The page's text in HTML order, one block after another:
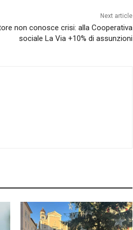
Next article
non conosce crisi: alla Cooperativa
sociale La Via +10% di assunzioni